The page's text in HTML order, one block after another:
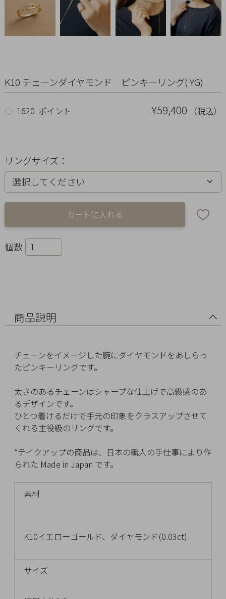
K10 チェーンダイヤモンド ピンキーリング( YG)
¥59,400 （税込）
○ 1620 ポイント
リングサイズ：
個数
商品説明
チェーンをイメージした腕にダイヤモンドをあしらっ
たピンキーリングです。
太さのあるチェーンはシャープな仕上げで高級感のあ
るデザインです。
ひとつ着けるだけで手元の印象をクラスアップさせて
くれる主役級のリングです。
*テイクアップの商品は、日本の職人の手仕事により作
られた Made in Japan です。
素材
K10イエローゴールド、ダイヤモンド(0.03ct)
サイズ
ALL
Necklace
Bracelet
Disney
Other
マ
イ
ペ
ー
ジ
お
気
入
り